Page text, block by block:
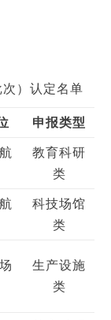
）认定名单
申报类型
教育科研
类
科技场馆
类
生产设施
类